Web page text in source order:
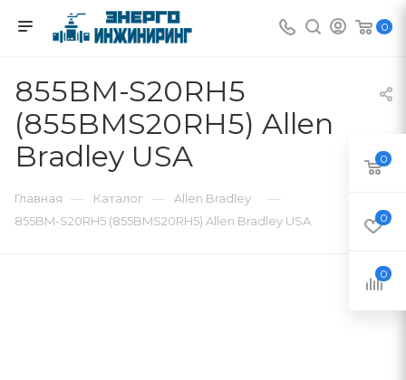
0
855BM-S20RH5
(855BMS20RH5) Allen
Bradley USA
Главная — Каталог — Allen Bradley —
855BM-S20RH5 (855BMS20RH5) Allen Bradley USA
0
0
0